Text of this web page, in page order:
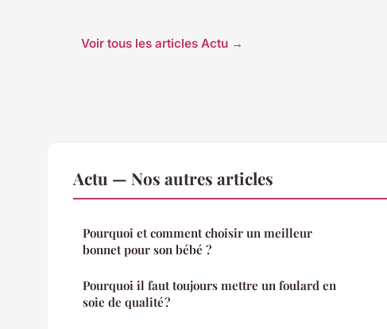
Voir tous les articles Actu →
Actu — Nos autres articles
Pourquoi et comment choisir un meilleur
bonnet pour son bébé ?
Pourquoi il faut toujours mettre un foulard en
soie de qualité ?